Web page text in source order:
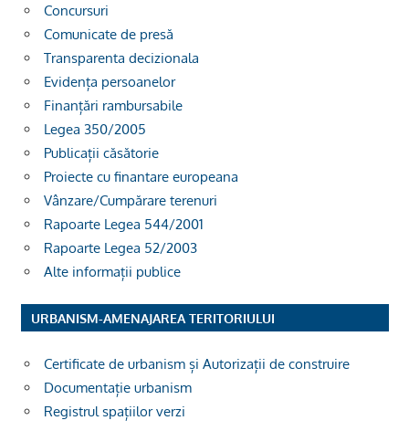
Concursuri
Comunicate de presă
Transparenta decizionala
Evidența persoanelor
Finanțări rambursabile
Legea 350/2005
Publicații căsătorie
Proiecte cu finantare europeana
Vânzare/Cumpărare terenuri
Rapoarte Legea 544/2001
Rapoarte Legea 52/2003
Alte informații publice
URBANISM-AMENAJAREA TERITORIULUI
Certificate de urbanism și Autorizații de construire
Documentație urbanism
Registrul spațiilor verzi